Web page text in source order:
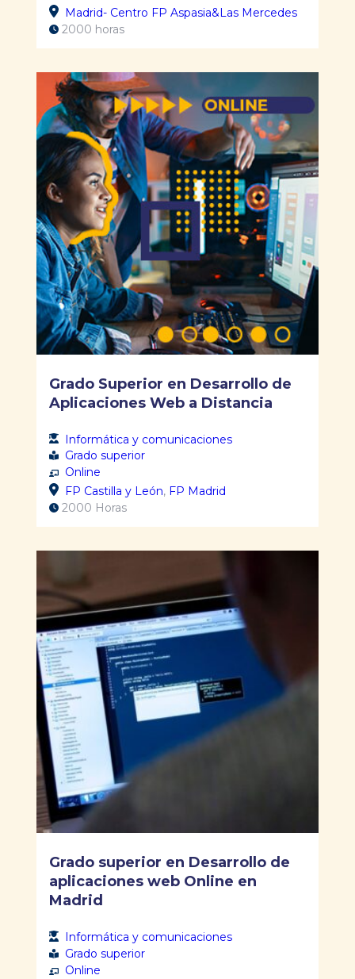
Madrid- Centro FP Aspasia&Las Mercedes
2000 horas
Grado Superior en Desarrollo de
Aplicaciones Web a Distancia
Informática y comunicaciones
Grado superior
Online
FP Castilla y León, FP Madrid
2000 Horas
Grado superior en Desarrollo de
aplicaciones web Online en
Madrid
Informática y comunicaciones
Grado superior
Online